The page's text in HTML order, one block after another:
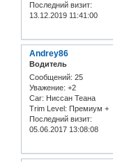
Последний визит:
13.12.2019 11:41:00
Andrey86
Водитель
Сообщений: 25
Уважение: +2
Car: Ниссан Теана
Trim Level: Премиум +
Последний визит:
05.06.2017 13:08:08